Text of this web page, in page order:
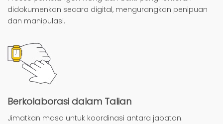
didokumenkan secara digital, mengurangkan penipuan
dan manipulasi.
Berkolaborasi dalam Talian
Jimatkan masa untuk koordinasi antara jabatan.